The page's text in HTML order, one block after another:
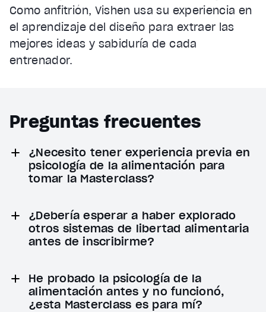
Como anfitrión, Vishen usa su experiencia en
el aprendizaje del diseño para extraer las
mejores ideas y sabiduría de cada
entrenador.
Preguntas frecuentes
¿Necesito tener experiencia previa en
psicología de la alimentación para
tomar la Masterclass?
¿Debería esperar a haber explorado
otros sistemas de libertad alimentaria
antes de inscribirme?
He probado la psicología de la
alimentación antes y no funcionó,
¿esta Masterclass es para mí?